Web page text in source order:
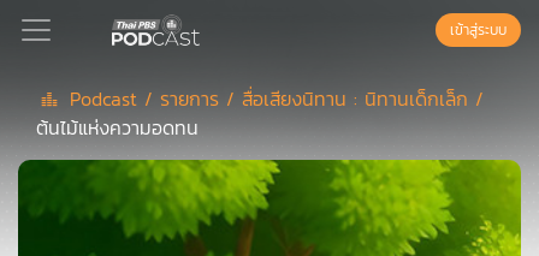
Podcast
เพล
เข้าสู่ระบบ
Podcast / รายการ /สื่อเสียงนิทาน : นิทานเด็กเล็ก /
ต้นไม้แห่งความอดทน